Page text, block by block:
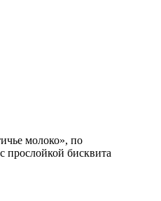
молоко», по
прослойкой бисквита